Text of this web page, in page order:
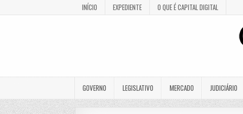
INÍCIO EXPEDIENTE O QUE É CAPITAL DIGITAL
GOVERNO LEGISLATIVO MERCADO JUDICIÁRIO